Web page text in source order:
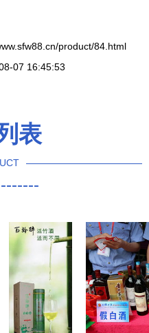
product/84.html
07 16:45:53
表